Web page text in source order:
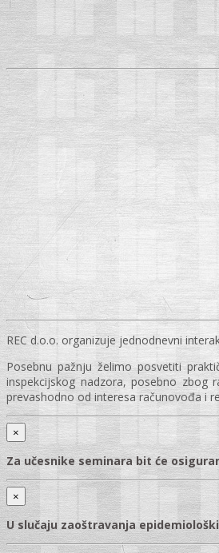
REC d.o.o. organizuje jednodnevni
Posebnu pažnju želimo posvetiti
inspekcijskog nadzora, posebno
prevashodno od interesa računovođa i
×
Za učesnike seminara bit će
×
U slučaju zaoštravanja